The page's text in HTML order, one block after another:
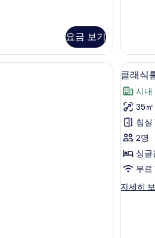
요금 보기
보
기
전
망
자
세
히
보
기
오리/거위털 이불, 미니바, 객실 내 금고, 책상
클
래
식
룸
사
진
모
보
5
클래식
시내
35㎡
침실
2명
싱글
무료
자세히
클